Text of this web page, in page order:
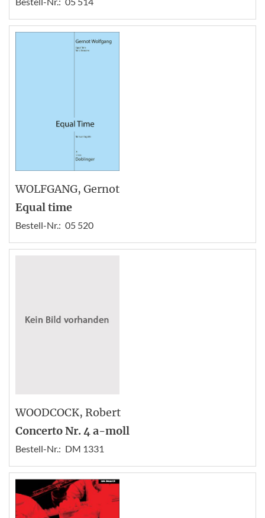
WOLFGANG, Gernot
Equal time
Bestell-Nr.: 05 520
WOODCOCK, Robert
Concerto Nr. 4 a-moll
Bestell-Nr.: DM 1331